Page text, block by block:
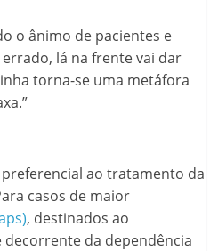
o ânimo de pacientes e
lá na frente vai dar
torna-se uma metáfora
preferencial ao tratamento da
casos de maior
, destinados ao
da dependência